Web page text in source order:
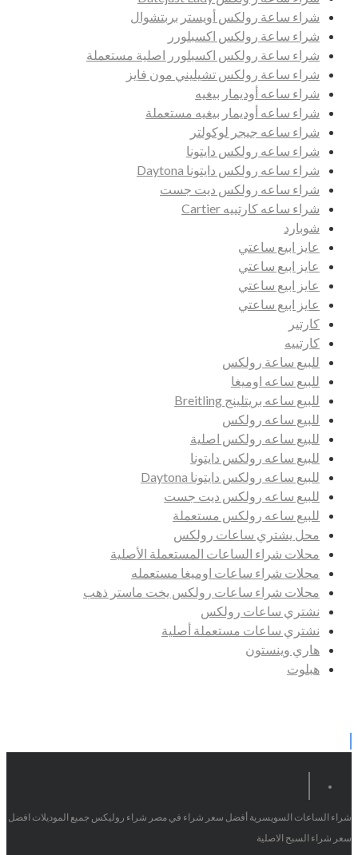
شراء ساعة رولكس أويستر بربتشوال
شراء ساعة رولكس اكسبلورر
شراء ساعة رولكس اكسبلورر اصلية مستعملة
شراء ساعة رولكس تشيليني مون فايز
شراء ساعه أوديمار بيغيه
شراء ساعه أوديمار بيغيه مستعملة
شراء ساعه جيجر لوكولتر
شراء ساعه رولكس دايتونا
شراء ساعه رولكس دايتونا Daytona
شراء ساعه رولكس ديت جست
شراء ساعه كارتييه Cartier
شوبارد
عايز ابيع ساعتي
عايز ابيع ساعتي
عايز ابيع ساعتي
عايز ابيع ساعتي
كارتير
كارتييه
للبيع ساعة رولكس
للبيع ساعه اوميغا
للبيع ساعه بريتلينج Breitling
للبيع ساعه رولكس
للبيع ساعه رولكس اصلية
للبيع ساعه رولكس دايتونا
للبيع ساعه رولكس دايتونا Daytona
للبيع ساعه رولكس ديت جست
للبيع ساعه رولكس مستعملة
محل يشتري ساعات رولكس
محلات شراء الساعات المستعملة الأصلية
محلات شراء ساعات اوميغا مستعمله
محلات شراء ساعات رولكس يخت ماستر ذهب
نشتري ساعات رولكس
نشتري ساعات مستعملة أصلية
هاري وينستون
هبلوت
شراء الساعات السويسرية أفضل سعر شراء في مصر شراء روليكس جميع الموديلات افضل
سعر شراء السبح الاصلية